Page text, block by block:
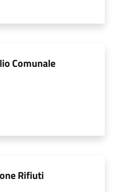
Comunale
Rifiuti